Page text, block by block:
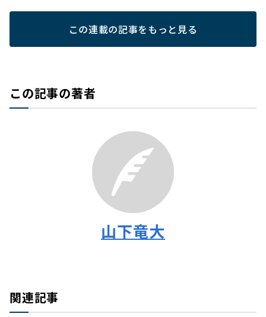
この連載の記事をもっと見る
この記事の著者
山下竜大
関連記事